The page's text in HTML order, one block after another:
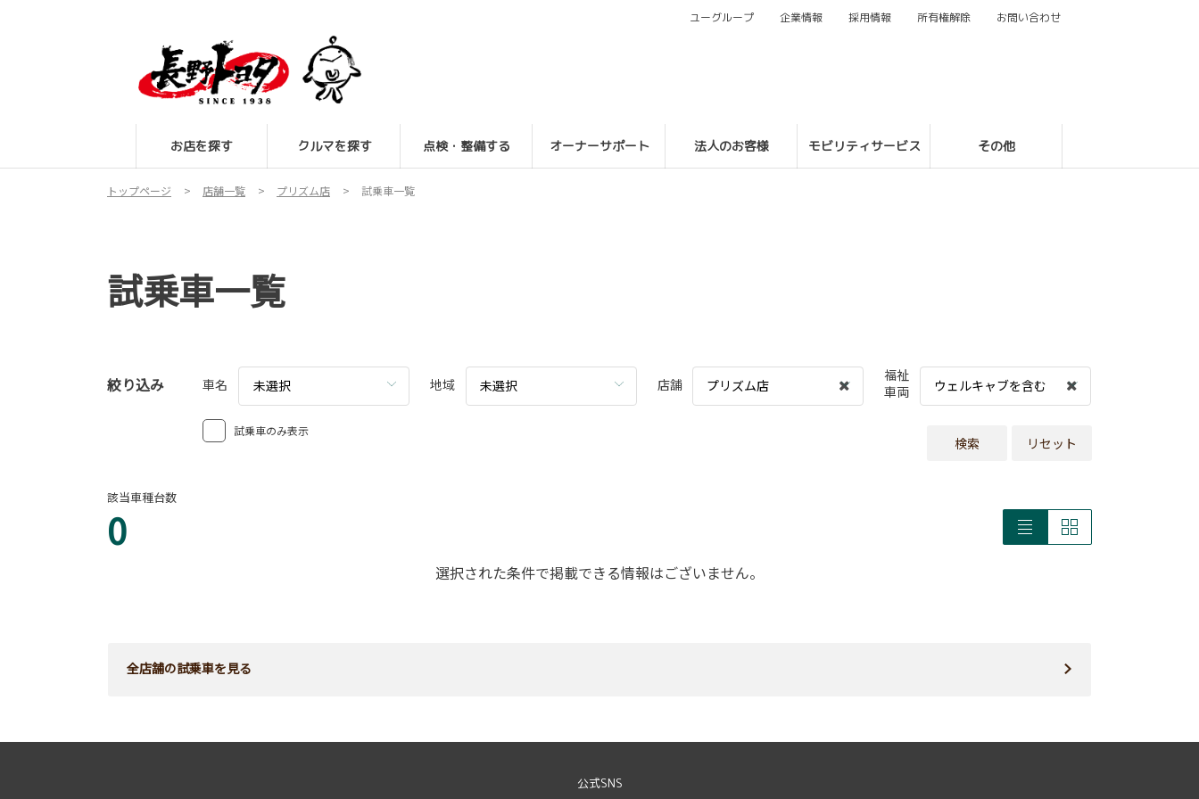
お店を探す クルマを探す 点検・整備する オーナーサポート 法人のお客様 モビリティサービス その他
ユーグループ 企業情報 採用情報 所有権解除 お問い合わせ
トップページ 店舗一覧 プリズム店 試乗車一覧
試乗車一覧
絞り込み 車名 未選択 地域 未選択 店舗 プリズム店
福祉
車両
ウェルキャブを含む
試乗車のみ表示
検索 リセット
該当車種台数
0
選択された条件で掲載できる情報はございません。
全店舗の試乗車を見る
公式SNS